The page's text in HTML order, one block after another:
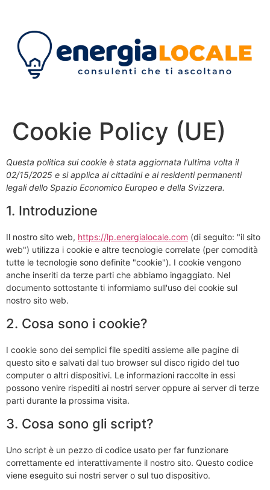
contenuto
Cookie Policy (UE)
Questa politica sui cookie è stata aggiornata l'ultima volta il
02/15/2025 e si applica ai cittadini e ai residenti permanenti
legali dello Spazio Economico Europeo e della Svizzera.
1. Introduzione
Il nostro sito web, https://lp.energialocale.com (di seguito: "il sito
web") utilizza i cookie e altre tecnologie correlate (per comodità
tutte le tecnologie sono definite "cookie"). I cookie vengono
anche inseriti da terze parti che abbiamo ingaggiato. Nel
documento sottostante ti informiamo sull'uso dei cookie sul
nostro sito web.
2. Cosa sono i cookie?
I cookie sono dei semplici file spediti assieme alle pagine di
questo sito e salvati dal tuo browser sul disco rigido del tuo
computer o altri dispositivi. Le informazioni raccolte in essi
possono venire rispediti ai nostri server oppure ai server di terze
parti durante la prossima visita.
3. Cosa sono gli script?
Uno script è un pezzo di codice usato per far funzionare
correttamente ed interattivamente il nostro sito. Questo codice
viene eseguito sui nostri server o sul tuo dispositivo.